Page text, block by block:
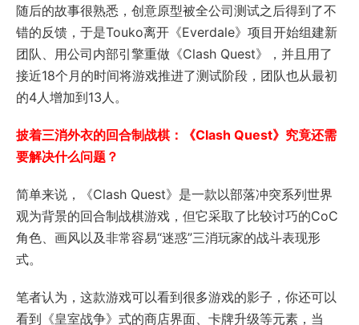
随后的故事很熟悉，创意原型被全公司测试之后得到了不
错的反馈，于是Touko离开《Everdale》项目开始组建新
团队、用公司内部引擎重做《Clash Quest》，并且用了
接近18个月的时间将游戏推进了测试阶段，团队也从最初
的4人增加到13人。
披着三消外衣的回合制战棋：《Clash Quest》究竟还需
要解决什么问题？
简单来说，《Clash Quest》是一款以部落冲突系列世界
观为背景的回合制战棋游戏，但它采取了比较讨巧的CoC
角色、画风以及非常容易“迷惑”三消玩家的战斗表现形
式。
笔者认为，这款游戏可以看到很多游戏的影子，你还可以
看到《皇室战争》式的商店界面、卡牌升级等元素，当